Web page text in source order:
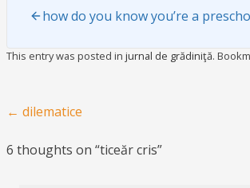
how do you know you’re a
This entry was posted in jurnal de grădiniţă.
Post navigation
← dilematice
6 thoughts on “ticeăr cris”